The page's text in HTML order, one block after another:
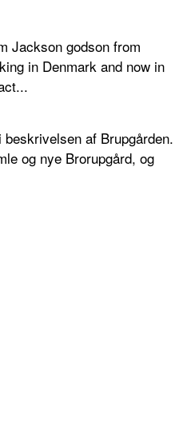
Jackson godson from
in Denmark and now in
af Brupgården.
og nye Brorupgård, og